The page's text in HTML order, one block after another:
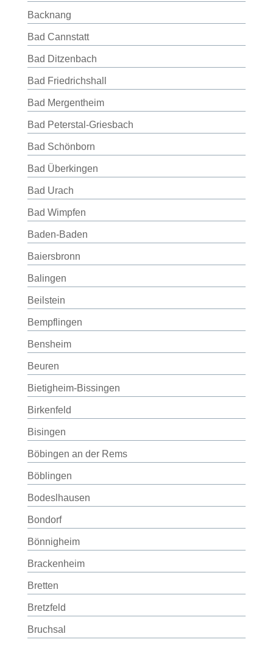
Backnang
Bad Cannstatt
Bad Ditzenbach
Bad Friedrichshall
Bad Mergentheim
Bad Peterstal-Griesbach
Bad Schönborn
Bad Überkingen
Bad Urach
Bad Wimpfen
Baden-Baden
Baiersbronn
Balingen
Beilstein
Bempflingen
Bensheim
Beuren
Bietigheim-Bissingen
Birkenfeld
Bisingen
Böbingen an der Rems
Böblingen
Bodeslhausen
Bondorf
Bönnigheim
Brackenheim
Bretten
Bretzfeld
Bruchsal